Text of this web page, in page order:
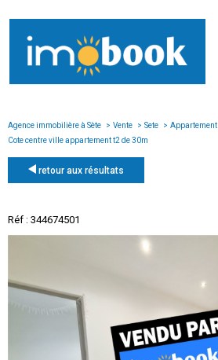
Agence immobilière à Sète Vente Sete Appartement
Cote centre ville appartement t2 de 30m
retour aux résultats
Réf : 344674501